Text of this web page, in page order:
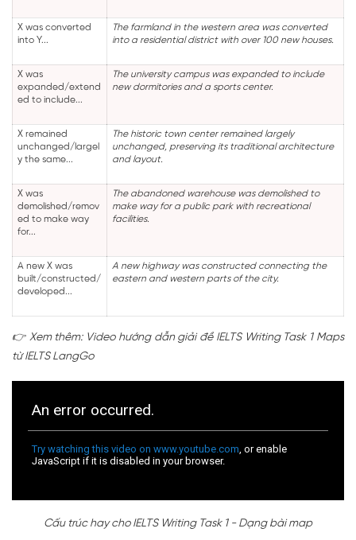
X was converted
into Y...
The farmland in the western area was converted
into a residential district with over 100 new houses.
X was
expanded/extend
ed to include...
The university campus was expanded to include
new dormitories and a sports center.
X remained
unchanged/largel
y the same...
The historic town center remained largely
unchanged, preserving its traditional architecture
and layout.
X was
demolished/remov
ed to make way
for...
The abandoned warehouse was demolished to
make way for a public park with recreational
facilities.
A new X was
built/constructed/
developed...
A new highway was constructed connecting the
eastern and western parts of the city.
👉 Xem thêm: Video hướng dẫn giải đề IELTS Writing Task 1 Maps
từ IELTS LangGo
Cấu trúc hay cho IELTS Writing Task 1 - Dạng bài map